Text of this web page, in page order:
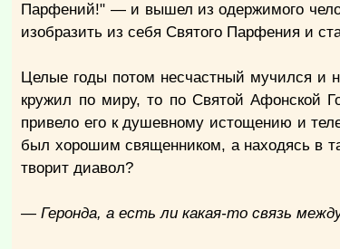
Парфений!" — и вышел из одержимого
изобразить из себя Святого Парфения и
Целые годы потом несчастный мучился и
кружил по миру, то по Святой Афонской
привело его к душевному истощению и
был хорошим священником, а находясь в
творит диавол?
— Геронда, а есть ли какая-то связь